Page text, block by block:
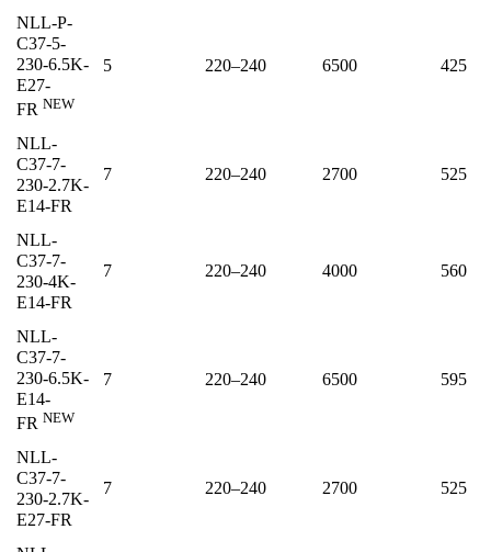
NLL-P-
C37-5-
230-6.5K-
E27-
FR NEW
5 220–240 6500 425
NLL-
C37-7-
230-2.7K-
E14-FR
7 220–240 2700 525
NLL-
C37-7-
230-4K-
E14-FR
7 220–240 4000 560
NLL-
C37-7-
230-6.5K-
E14-
FR NEW
7 220–240 6500 595
NLL-
C37-7-
230-2.7K-
E27-FR
7 220–240 2700 525